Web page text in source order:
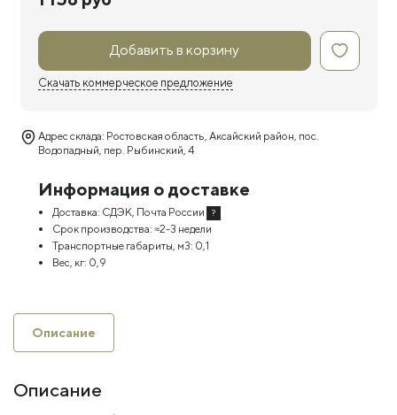
Добавить в корзину
Скачать коммерческое предложение
Адрес склада: Ростовская область, Аксайский район, пос.
Водопадный, пер. Рыбинский, 4
Информация о доставке
Доставка: СДЭК, Почта России ?
Срок производства: ≈2-3 недели
Транспортные габариты, м3: 0,1
Вес, кг: 0,9
Описание
Описание